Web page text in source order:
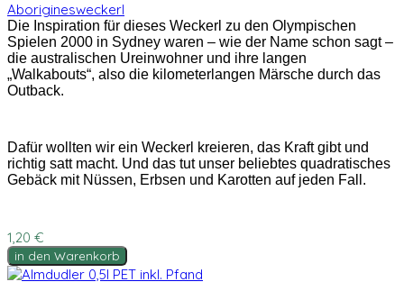
Aboriginesweckerl
Die Inspiration für dieses Weckerl zu den Olympischen
Spielen 2000 in Sydney waren – wie der Name schon sagt –
die australischen Ureinwohner und ihre langen
„Walkabouts“, also die kilometerlangen Märsche durch das
Outback.
Dafür wollten wir ein Weckerl kreieren, das Kraft gibt und
richtig satt macht. Und das tut unser beliebtes quadratisches
Gebäck mit Nüssen, Erbsen und Karotten auf jeden Fall.
1,20 €
in den Warenkorb